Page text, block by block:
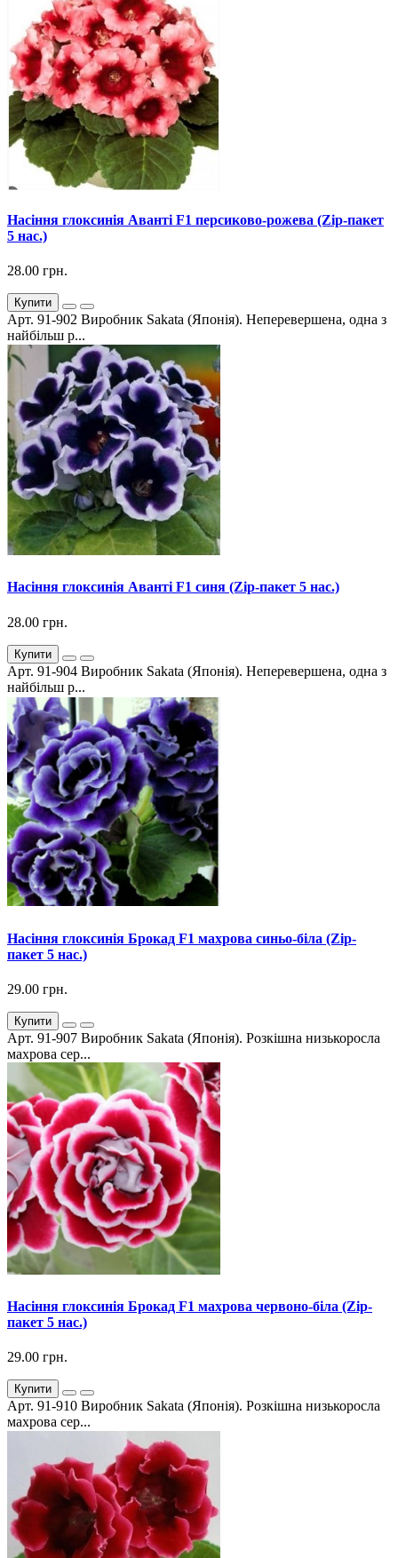
Насіння глоксинія Аванті F1 персиково-рожева (Zip-пакет
5 нас.)
28.00 грн.
Купити
Арт. 91-902 Виробник Sakata (Японія). Неперевершена, одна з
найбільш р...
Насіння глоксинія Аванті F1 синя (Zip-пакет 5 нас.)
28.00 грн.
Купити
Арт. 91-904 Виробник Sakata (Японія). Неперевершена, одна з
найбільш р...
Насіння глоксинія Брокад F1 махрова синьо-біла (Zip-
пакет 5 нас.)
29.00 грн.
Купити
Арт. 91-907 Виробник Sakata (Японія). Розкішна низькоросла
махрова сер...
Насіння глоксинія Брокад F1 махрова червоно-біла (Zip-
пакет 5 нас.)
29.00 грн.
Купити
Арт. 91-910 Виробник Sakata (Японія). Розкішна низькоросла
махрова сер...